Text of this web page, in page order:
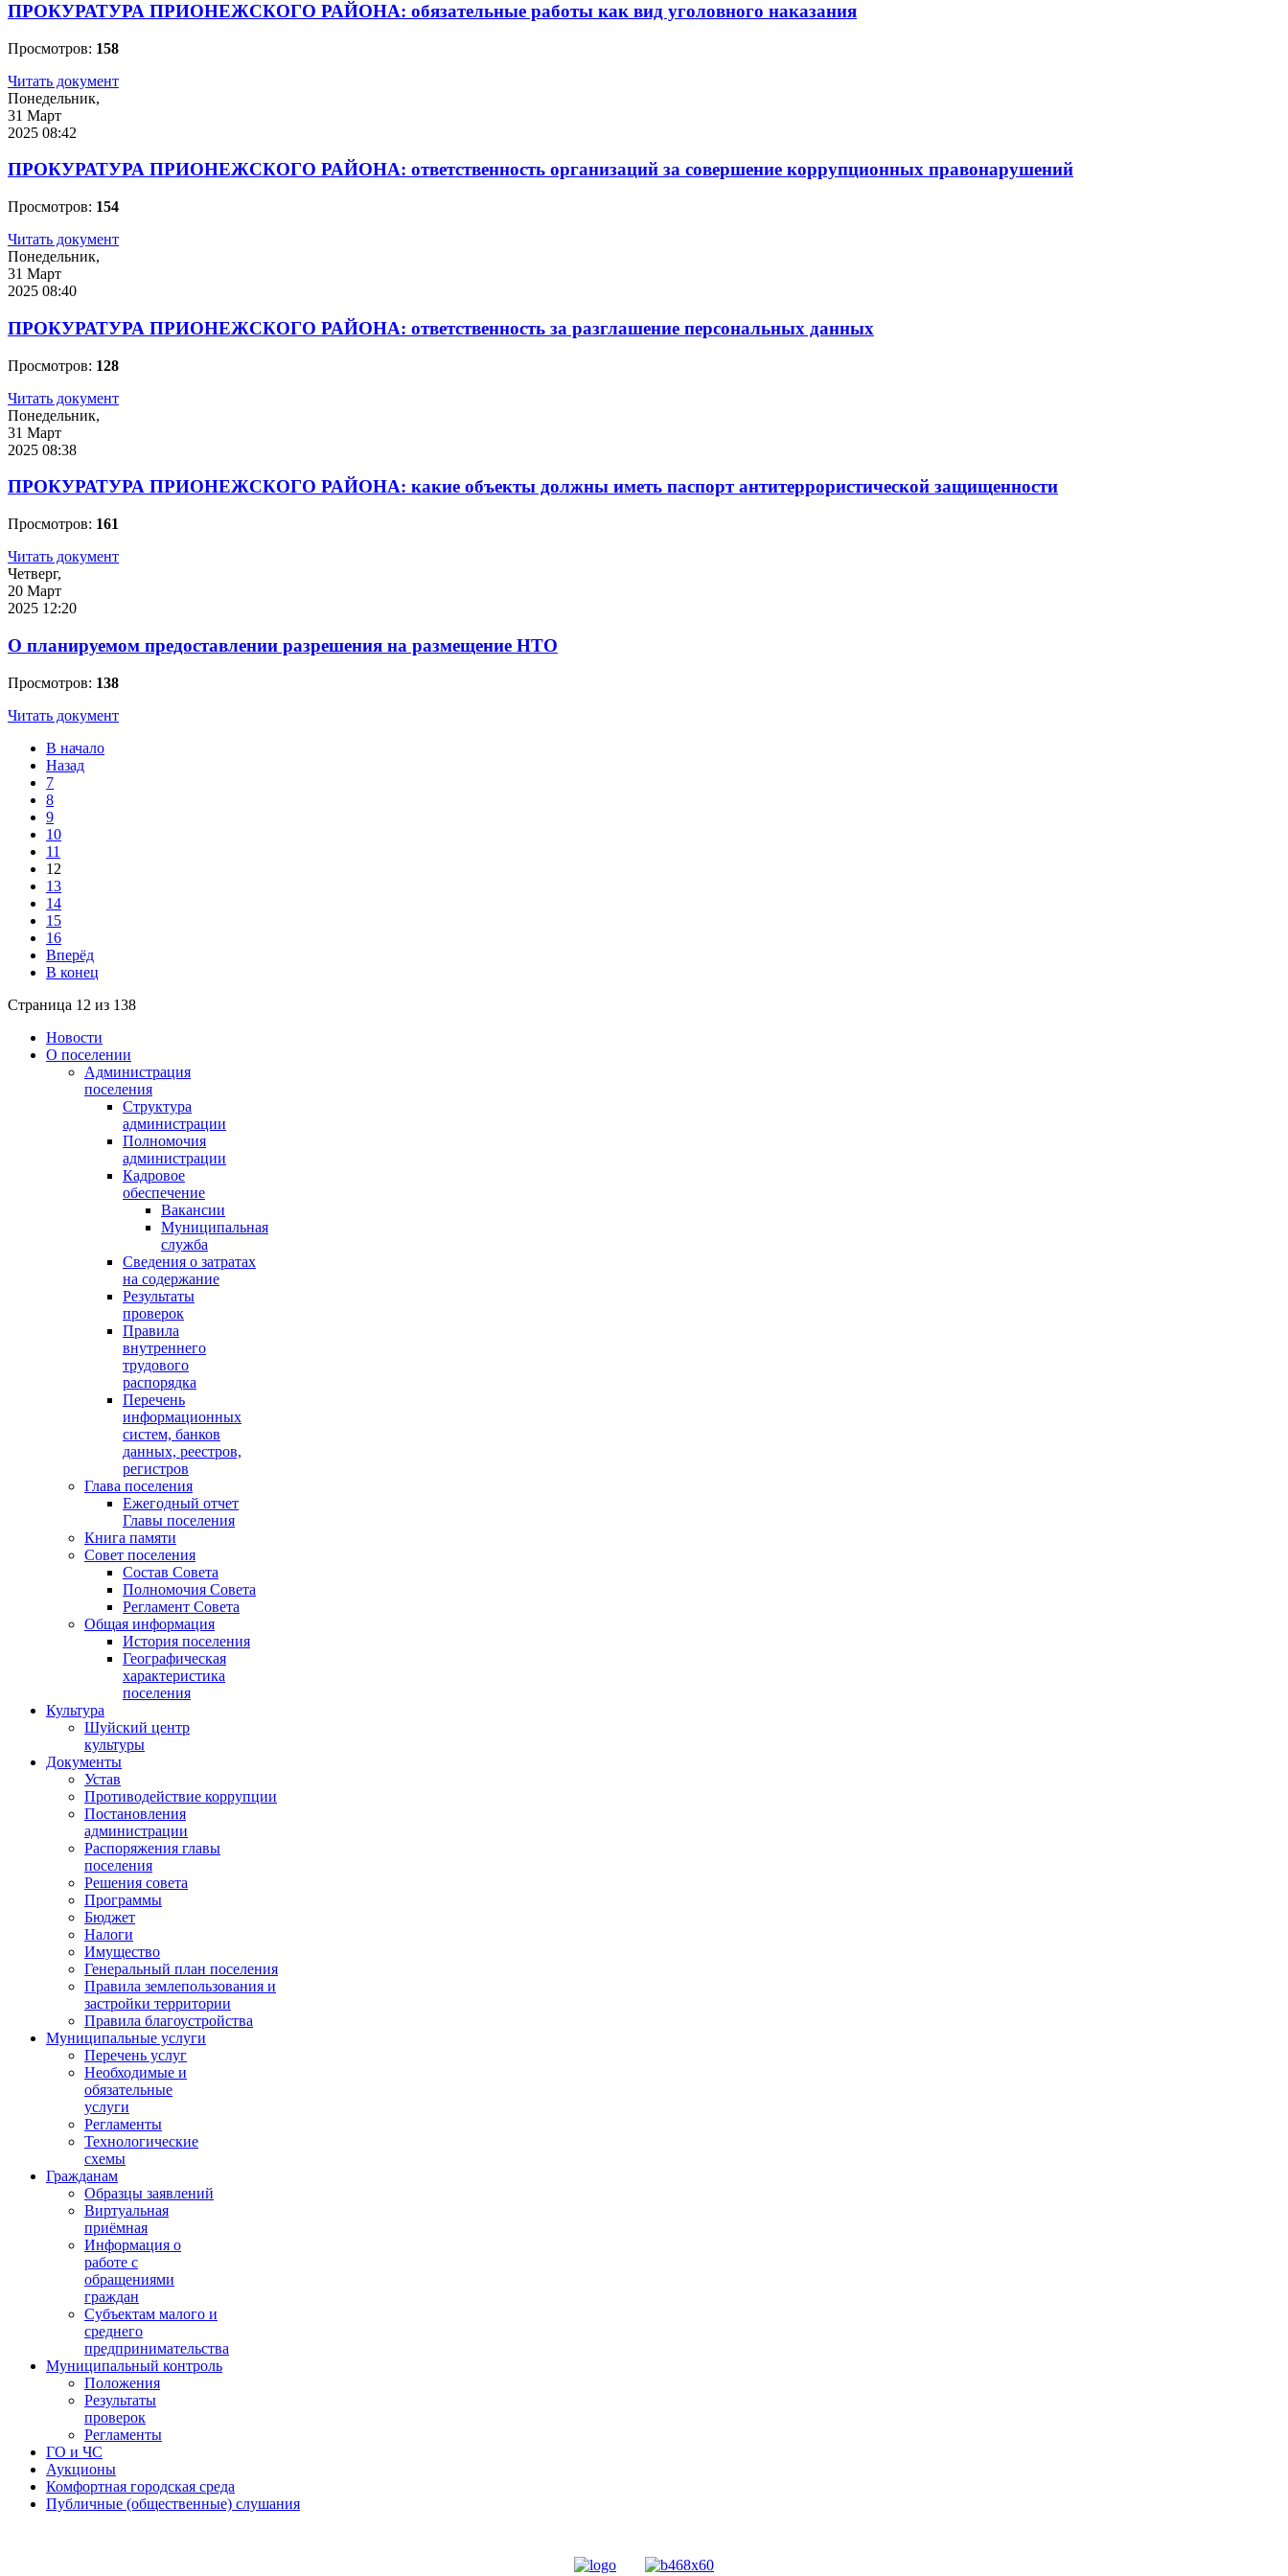
ПРОКУРАТУРА ПРИОНЕЖСКОГО РАЙОНА: обязательные работы как вид уголовного наказания
Просмотров: 158
Читать документ
Понедельник,
31 Март
2025 08:42
ПРОКУРАТУРА ПРИОНЕЖСКОГО РАЙОНА: ответственность организаций за совершение коррупционных правонарушений
Просмотров: 154
Читать документ
Понедельник,
31 Март
2025 08:40
ПРОКУРАТУРА ПРИОНЕЖСКОГО РАЙОНА: ответственность за разглашение персональных данных
Просмотров: 128
Читать документ
Понедельник,
31 Март
2025 08:38
ПРОКУРАТУРА ПРИОНЕЖСКОГО РАЙОНА: какие объекты должны иметь паспорт антитеррористической защищенности
Просмотров: 161
Читать документ
Четверг,
20 Март
2025 12:20
О планируемом предоставлении разрешения на размещение НТО
Просмотров: 138
Читать документ
В начало
Назад
7
8
9
10
11
12
13
14
15
16
Вперёд
В конец
Страница 12 из 138
Новости
О поселении
Администрация
поселения
Структура
администрации
Полномочия
администрации
Кадровое
обеспечение
Вакансии
Муниципальная
служба
Сведения о затратах
на содержание
Результаты
проверок
Правила
внутреннего
трудового
распорядка
Перечень
информационных
систем, банков
данных, реестров,
регистров
Глава поселения
Ежегодный отчет
Главы поселения
Книга памяти
Совет поселения
Состав Совета
Полномочия Совета
Регламент Совета
Общая информация
История поселения
Географическая
характеристика
поселения
Культура
Шуйский центр
культуры
Документы
Устав
Противодействие коррупции
Постановления
администрации
Распоряжения главы
поселения
Решения совета
Программы
Бюджет
Налоги
Имущество
Генеральный план поселения
Правила землепользования и
застройки территории
Правила благоустройства
Муниципальные услуги
Перечень услуг
Необходимые и
обязательные
услуги
Регламенты
Технологические
схемы
Гражданам
Образцы заявлений
Виртуальная
приёмная
Информация о
работе с
обращениями
граждан
Субъектам малого и
среднего
предпринимательства
Муниципальный контроль
Положения
Результаты
проверок
Регламенты
ГО и ЧС
Аукционы
Комфортная городская среда
Публичные (общественные) слушания